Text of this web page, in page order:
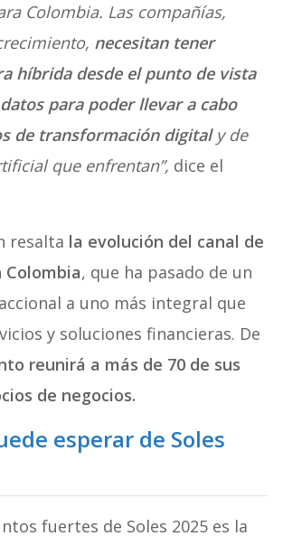
Colombia. Las compañías,
necesitan tener
híbrida desde el punto de vista
para poder llevar a cabo
de transformación digitaly de
que enfrentan”, dice el
resalta la evolución del canal de
, que ha pasado de un
a uno más integral que
y soluciones financieras. De
reunirá a más de 70 de sus
de negocios.
esperar de Soles
fuertes de Soles 2025 es la